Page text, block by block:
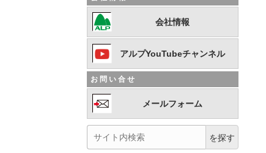
会社情報
アルプYouTubeチャンネル
お問い合せ
メールフォーム